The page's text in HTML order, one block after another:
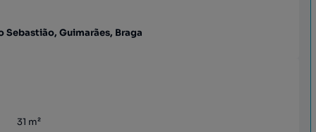
Sebastião, Guimarães, Braga
31 m²